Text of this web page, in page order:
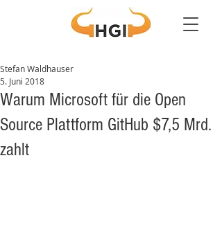
Warum Microsoft für die Open
Source Plattform GitHub $7,5 Mrd.
zahlt
Stefan Waldhauser
5. Juni 2018